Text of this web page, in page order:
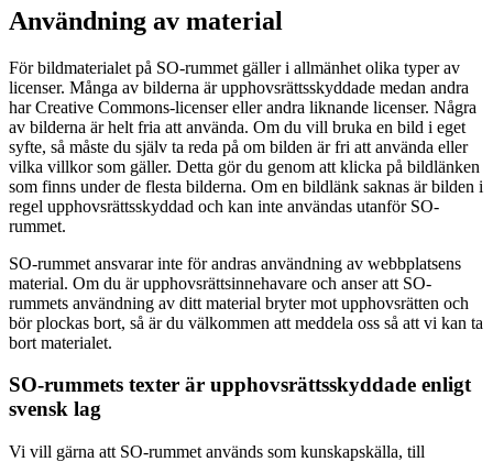
Användning av material
För bildmaterialet på SO-rummet gäller i allmänhet olika typer av
licenser. Många av bilderna är upphovsrättsskyddade medan andra
har Creative Commons-licenser eller andra liknande licenser. Några
av bilderna är helt fria att använda. Om du vill bruka en bild i eget
syfte, så måste du själv ta reda på om bilden är fri att använda eller
vilka villkor som gäller. Detta gör du genom att klicka på bildlänken
som finns under de flesta bilderna. Om en bildlänk saknas är bilden i
regel upphovsrättsskyddad och kan inte användas utanför SO-
rummet.
SO-rummet ansvarar inte för andras användning av webbplatsens
material. Om du är upphovsrättsinnehavare och anser att SO-
rummets användning av ditt material bryter mot upphovsrätten och
bör plockas bort, så är du välkommen att meddela oss så att vi kan ta
bort materialet.
SO-rummets texter är upphovsrättsskyddade enligt
svensk lag
Vi vill gärna att SO-rummet används som kunskapskälla, till